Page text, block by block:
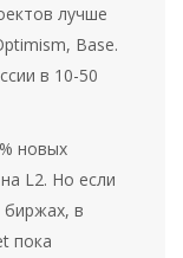
лучше
Base.
в 10-50
новых
L2. Но если
в
пока